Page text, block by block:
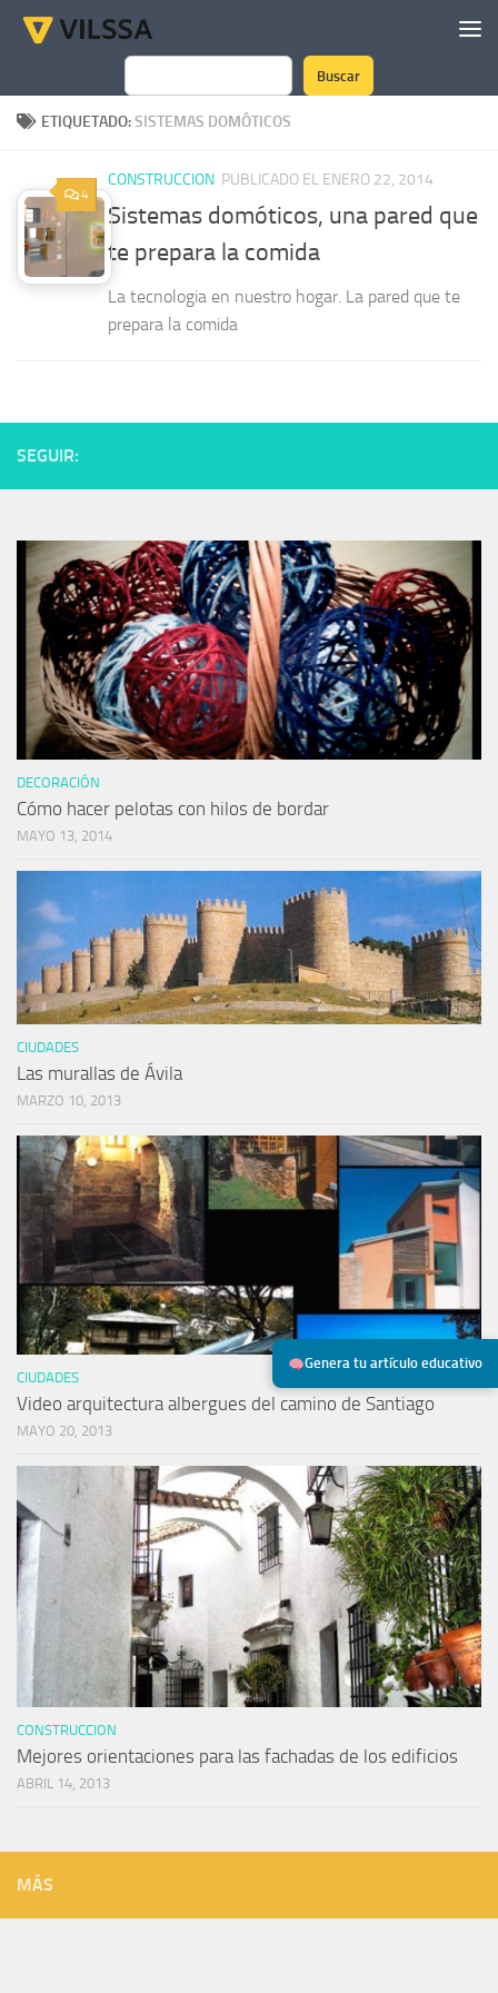
Genera tu artículo educativo
Saltar al contenido
Buscar
Buscar
ETIQUETADO:SISTEMAS DOMÓTICOS
4
CONSTRUCCION PUBLICADO EL ENERO 22, 2014
Sistemas domóticos, una pared que
te prepara la comida
La tecnologia en nuestro hogar. La pared que te
prepara la comida
SEGUIR:
DECORACIÓN
Cómo hacer pelotas con hilos de bordar
MAYO 13, 2014
CIUDADES
Las murallas de Ávila
MARZO 10, 2013
CIUDADES
Video arquitectura albergues del camino de Santiago
MAYO 20, 2013
CONSTRUCCION
Mejores orientaciones para las fachadas de los edificios
ABRIL 14, 2013
MÁS